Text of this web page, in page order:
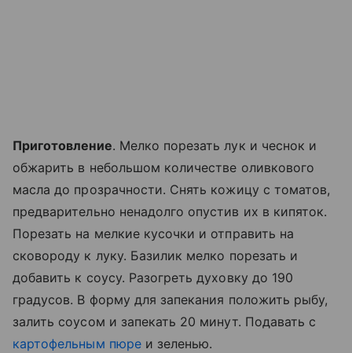
Приготовление. Мелко порезать лук и чеснок и
обжарить в небольшом количестве оливкового
масла до прозрачности. Снять кожицу с томатов,
предварительно ненадолго опустив их в кипяток.
Порезать на мелкие кусочки и отправить на
сковороду к луку. Базилик мелко порезать и
добавить к соусу. Разогреть духовку до 190
градусов. В форму для запекания положить рыбу,
залить соусом и запекать 20 минут. Подавать с
картофельным пюреи зеленью.